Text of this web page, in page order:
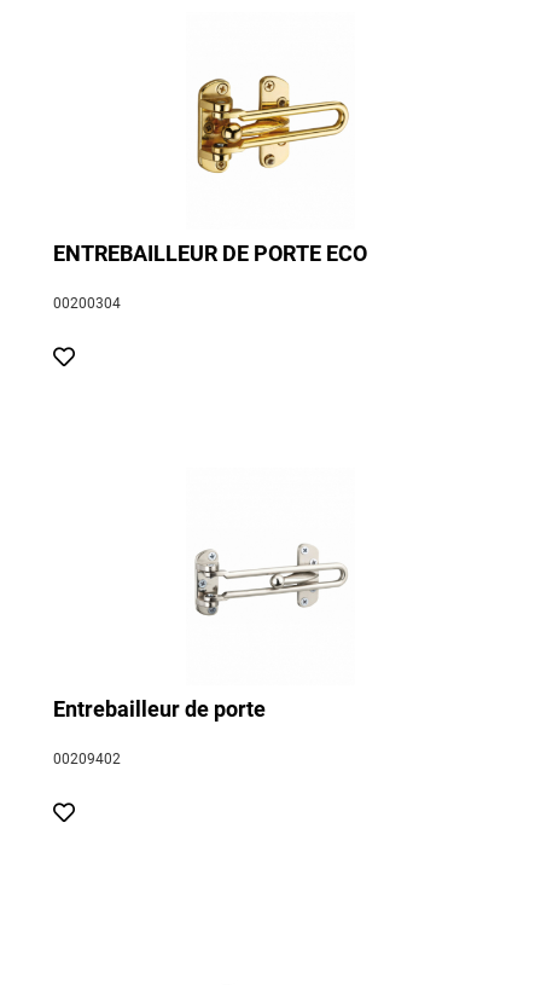
ENTREBAILLEUR DE PORTE ECO
00200304
Entrebailleur de porte
00209402